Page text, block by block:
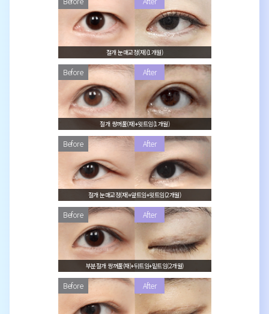
절개 눈매교정(재)(1개월)
절개 쌍꺼풀(재)+윗트임(1개월)
절개 눈매교정(재)+앞트임+윗트임(2개월)
부분절개 쌍꺼풀(재)+뒤트임+밑트임(2개월)